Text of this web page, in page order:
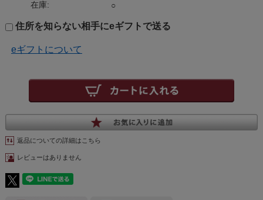
在庫: ○
住所を知らない相手にeギフトで送る
eギフトについて
返品についての詳細はこちら
レビューはありません